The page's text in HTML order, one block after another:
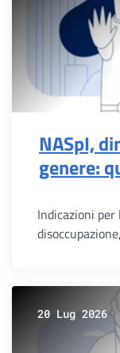
NASpI,
genere:
Indicazioni
20 Lug 2026